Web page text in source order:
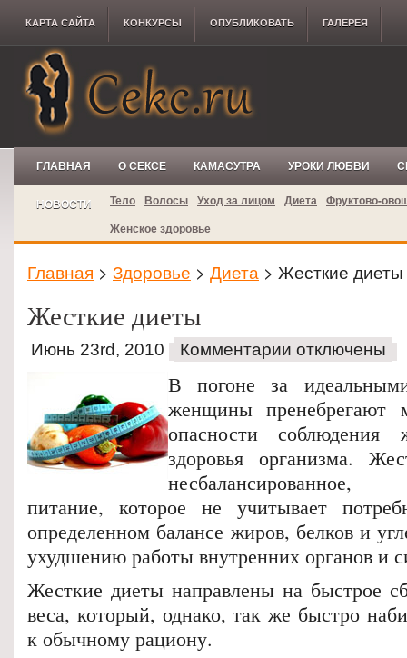
КАРТА САЙТА КОНКУРCЫ ОПУБЛИКОВАТЬ ГАЛЕРЕЯ
ГЛАВНАЯ О СЕКСЕ КАМАСУТРА УРОКИ ЛЮБВИ
НОВОСТИ Тело Волосы Уход за лицом Диета Фруктово-
Женское здоровье
Главная > Здоровье > Диета > Жесткие диеты
Жесткие диеты
Июнь 23rd, 2010 Комментарии отключены
В погоне за
женщины пренебрегают
опасности
здоровья организма.
несбалансированное,
питание, которое не учитывает
определенном балансе жиров, белков и
ухудшению работы внутренних органов и
Жесткие диеты направлены на быстрое
веса, который, однако, так же быстро
к обычному рациону.